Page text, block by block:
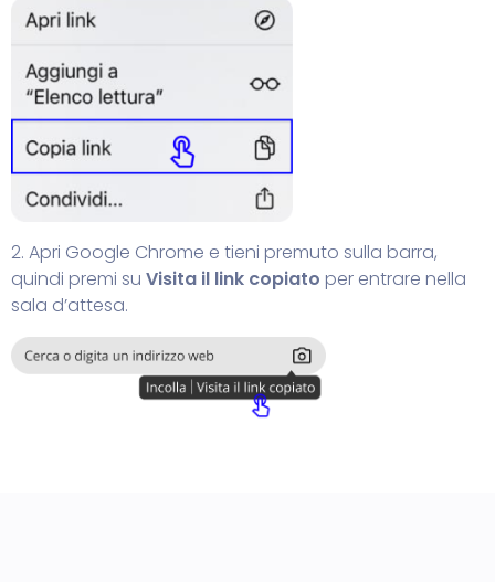
2. Apri Google Chrome e tieni premuto sulla barra,
quindi premi su Visita il link copiato per entrare nella
sala d’attesa.